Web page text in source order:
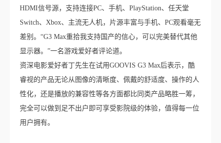
HDMI信号源，支持连接PC、手机、PlayStation、任天堂
Switch、Xbox、主流无人机，片源丰富与手机、PC观看毫无
差别。“G3 Max重拾我支持国产的信心，可以完美替代其他
显示器。”一名游戏爱好者评论道。
资深电影爱好者丁先生在试用GOOVIS G3 Max后表示，酷
睿视的产品无论从图像的清晰度、佩戴的舒适度、操作的人
性化，还是播放的兼容性等各方面都比同类产品略胜一筹，
完全可以做到足不出户即可享受影院级的体验，值得每一位
用户拥有。